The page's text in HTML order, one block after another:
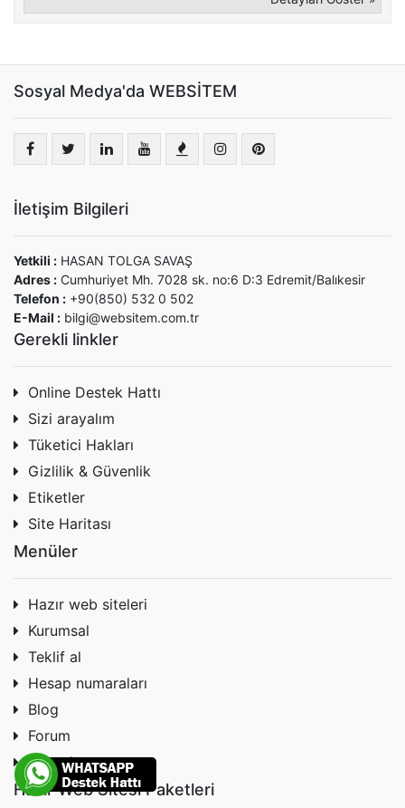
Sosyal Medya'da WEBSİTEM
İletişim Bilgileri
Yetkili : HASAN TOLGA SAVAŞ
Adres : Cumhuriyet Mh. 7028 sk. no:6 D:3 Edremit/Balıkesir
Telefon : +90(850) 532 0 502
E-Mail : bilgi@websitem.com.tr
Gerekli linkler
Online Destek Hattı
Sizi arayalım
Tüketici Hakları
Gizlilik & Güvenlik
Etiketler
Site Haritası
Menüler
Hazır web siteleri
Kurumsal
Teklif al
Hesap numaraları
Blog
Forum
Bize ulaşın
Hazır Web Sitesi Paketleri